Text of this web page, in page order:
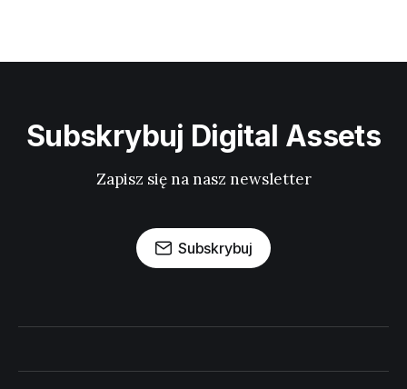
Subskrybuj Digital Assets
Zapisz się na nasz newsletter
Subskrybuj